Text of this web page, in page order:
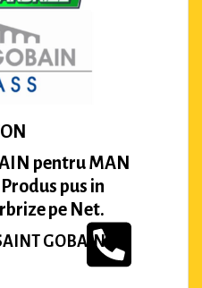
pentru MAN
pus in
pe Net.
GOBAIN